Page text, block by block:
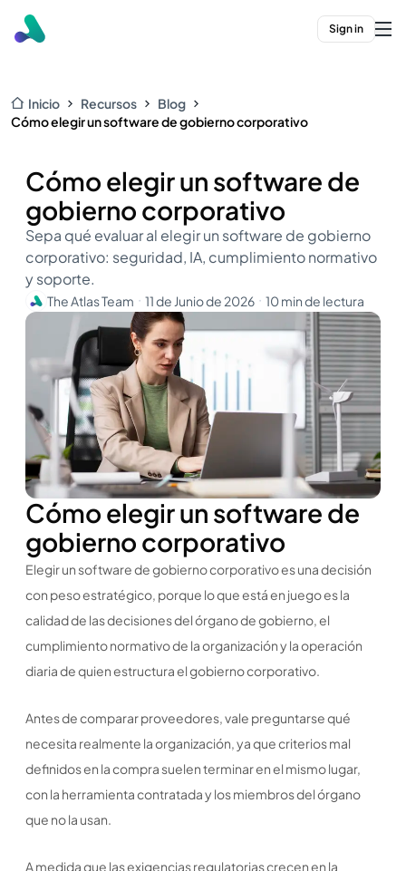
Sign in
Inicio Recursos
Blog
Cómo elegir un software de gobierno corporativo
Cómo elegir un software de
gobierno corporativo
Sepa qué evaluar al elegir un software de gobierno
corporativo: seguridad, IA, cumplimiento normativo
y soporte.
The Atlas Team ・ 11 de Junio de 2026 ・ 10 min de lectura
Cómo elegir un software de
gobierno corporativo
Elegir un software de gobierno corporativo es una decisión
con peso estratégico, porque lo que está en juego es la
calidad de las decisiones del órgano de gobierno, el
cumplimiento normativo de la organización y la operación
diaria de quien estructura el gobierno corporativo.
Antes de comparar proveedores, vale preguntarse qué
necesita realmente la organización, ya que criterios mal
definidos en la compra suelen terminar en el mismo lugar,
con la herramienta contratada y los miembros del órgano
que no la usan.
A medida que las exigencias regulatorias crecen en la